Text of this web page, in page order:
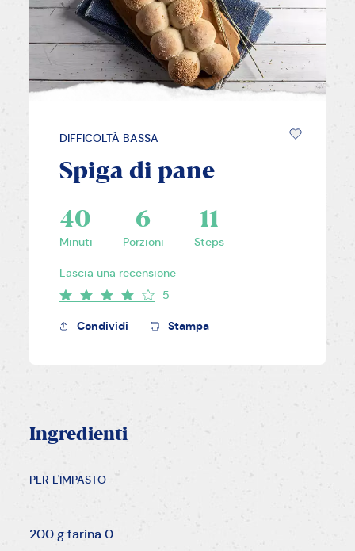
DIFFICOLTÀ BASSA
Spiga di pane
40
Minuti
6
Porzioni
11
Steps
Lascia una recensione
5
Condividi Stampa
Ingredienti
PER L'IMPASTO
200 g farina 0